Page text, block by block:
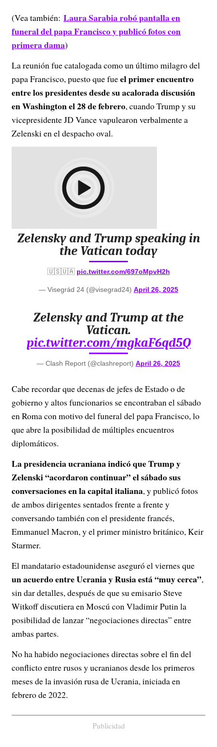
(Vea también: Laura Sarabia robó pantalla en
funeral del papa Francisco y publicó fotos con
primera dama)
La reunión fue catalogada como un último milagro del
papa Francisco, puesto que fueel primer encuentro
entre los presidentes desde su acalorada discusión
en Washington el 28 de febrero, cuando Trump y su
vicepresidente JD Vance vapulearon verbalmente a
Zelenski en el despacho oval.
Zelensky and Trump speaking in
the Vatican today
🇺🇸🇺🇦 pic.twitter.com/697oMpvH2h
— Visegrád 24 (@visegrad24) April 26, 2025
Zelensky and Trump at the
Vatican.
pic.twitter.com/mgkaF6qd5Q
— Clash Report (@clashreport) April 26, 2025
Cabe recordar que decenas de jefes de Estado o de
gobierno y altos funcionarios se encontraban el sábado
en Roma con motivo del funeral del papa Francisco, lo
que abre la posibilidad de múltiples encuentros
diplomáticos.
La presidencia ucraniana indicó que Trump y
Zelenski “acordaron continuar” el sábado sus
conversaciones en la capital italiana, y publicó fotos
de ambos dirigentes sentados frente a frente y
conversando también con el presidente francés,
Emmanuel Macron, y el primer ministro británico, Keir
Starmer.
El mandatario estadounidense aseguró el viernes que
un acuerdo entre Ucrania y Rusia está “muy cerca”,
sin dar detalles, después de que su emisario Steve
Witkoff discutiera en Moscú con Vladimir Putin la
posibilidad de lanzar “negociaciones directas” entre
ambas partes.
No ha habido negociaciones directas sobre el fin del
conflicto entre rusos y ucranianos desde los primeros
meses de la invasión rusa de Ucrania, iniciada en
febrero de 2022.
Publicidad